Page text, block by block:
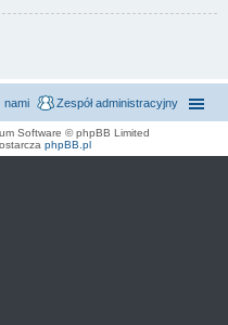
Zespół administracyjny
nami
Software © phpBB Limited
phpBB.pl